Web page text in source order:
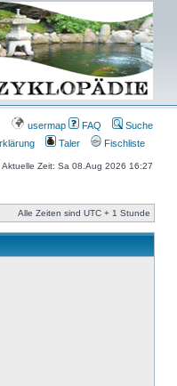
usermap FAQ
Suche
Taler Fischliste
Aktuelle Zeit: Sa 08.Aug 2026 16:27
Alle Zeiten sind UTC + 1 Stunde